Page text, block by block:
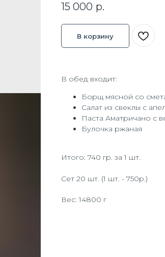
15 000 р.
В корзину
В обед входит:
Борщ мясной со
Салат из свеклы с
Паста Аматричано с
Булочка ржаная
Итого: 740 гр. за 1 шт.
Сет 20 шт. (1 шт. - 750р.)
Вес: 14800 г